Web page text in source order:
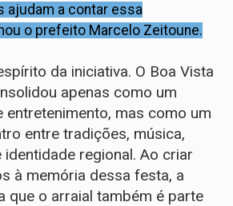
ajudam a contar essa
o prefeito Marcelo Zeitoune.
da iniciativa. O Boa Vista
apenas como um
entretenimento, mas como um
entre tradições, música,
identidade regional. Ao criar
à memória dessa festa, a
que o arraial também é parte